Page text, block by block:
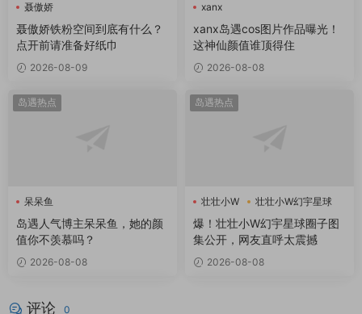
聂傲娇
聂傲娇铁粉空间到底有什么？
点开前请准备好纸巾
2026-08-09
xanx
xanx岛遇cos图片作品曝光！
这神仙颜值谁顶得住
2026-08-08
岛遇热点
呆呆鱼
岛遇人气博主呆呆鱼，她的颜
值你不羡慕吗？
2026-08-08
岛遇热点
壮壮小W 壮壮小W幻宇星球
爆！壮壮小W幻宇星球圈子图
集公开，网友直呼太震撼
2026-08-08
评论 0